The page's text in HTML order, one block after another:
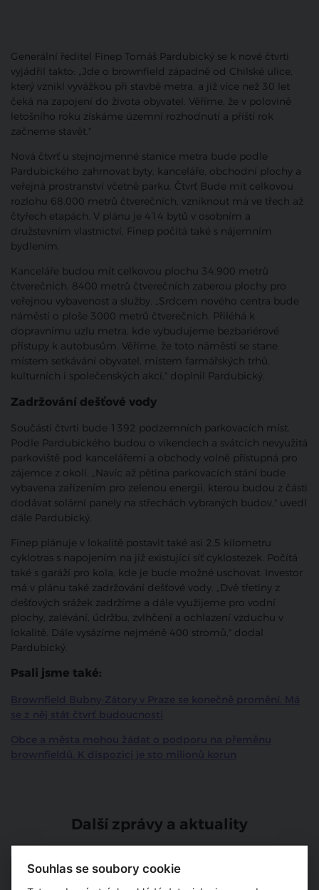
Generální ředitel Finep Tomáš Pardubický se k nové čtvrti
vyjádřil takto: „Jde o brownfield západně od Chilské ulice,
který vznikl vyvážkou při stavbě metra, a již více než 30 let
čeká na zapojení do života obyvatel. Věříme, že v polovině
letošního roku získáme územní rozhodnutí a příští rok
začneme stavět."
Nová čtvrť u stejnojmenné stanice metra bude podle
Pardubického zahrnovat byty, kanceláře, obchodní plochy a
veřejná prostranství včetně parku. Čtvrť Bude mít celkovou
rozlohu 68.000 metrů čtverečních, vzniknout má ve třech až
čtyřech etapách. V plánu je 414 bytů v osobním a
družstevním vlastnictví, Finep počítá také s nájemním
bydlením.
Kanceláře budou mít celkovou plochu 34.900 metrů
čtverečních, 8400 metrů čtverečních zaberou plochy pro
veřejnou vybavenost a služby. „Srdcem nového centra bude
náměstí o ploše 3000 metrů čtverečních. Přiléhá k
dopravnímu uzlu metra, kde vybudujeme bezbariérové
přístupy k autobusům. Věříme, že toto náměstí se stane
místem setkávání obyvatel, místem farmářských trhů,
kulturních i společenských akcí," doplnil Pardubický.
Zadržování dešťové vody
Součástí čtvrti bude 1392 podzemních parkovacích míst.
Podle Pardubického budou o víkendech a svátcích nevyužitá
parkoviště pod kancelářemi a obchody volně přístupná pro
zájemce z okolí. „Navíc až pětina parkovacích stání bude
vybavena zařízením pro zelenou energii, kterou budou z části
dodávat solární panely na střechách vybraných budov," uvedl
dále Pardubický.
Finep plánuje v lokalitě postavit také asi 2,5 kilometru
cyklotras s napojením na již existující síť cyklostezek. Počítá
také s garáží pro kola, kde je bude možné uschovat. Investor
má v plánu také zadržování dešťové vody. „Dvě třetiny z
dešťových srážek zadržíme a dále využijeme pro vodní
plochy, zalévání, údržbu, zvlhčení a ochlazení vzduchu v
lokalitě. Dále vysázíme nejméně 400 stromů," dodal
Pardubický.
Psali jsme také:
Brownfield Bubny-Zátory v Praze se konečně promění. Má
se z něj stát čtvrť budoucnosti
Obce a města mohou žádat o podporu na přeměnu
brownfieldů. K dispozici je sto milionů korun
Další zprávy a aktuality
Další výrazné změny v Praze
9. Z bývalé továrny Elektra a
jejího okolí vzniknou byty -
Souhlas se soubory cookie